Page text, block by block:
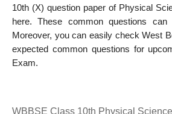
10th (X) question paper of Physical
here. These common questions can
Moreover, you can easily check West
expected common questions for
Exam.
WBBSE Class 10th Physical